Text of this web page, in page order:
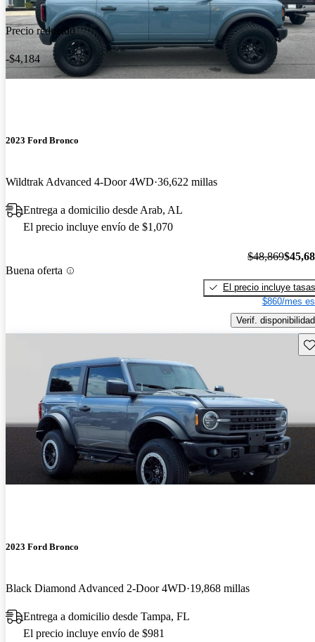
Precio reducido
-$4,184
2023 Ford Bronco
Wildtrak Advanced 4-Door 4WD 36,622 millas
Entrega a domicilio desde Arab, AL
El precio incluye envío de $1,070
Buena oferta
$48,869
El precio incluye tasas
$860/mes
Verif. disponibilidad
2023 Ford Bronco
Black Diamond Advanced 2-Door 4WD 19,868 millas
Entrega a domicilio desde Tampa, FL
El precio incluye envío de $981